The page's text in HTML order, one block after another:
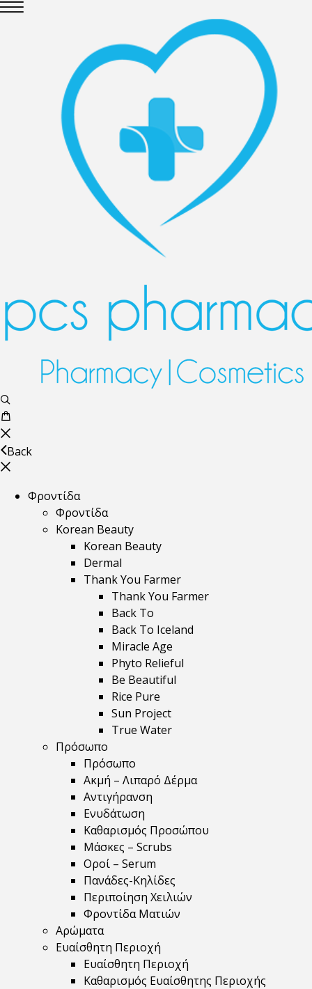
Back
Φροντίδα
Φροντίδα
Korean Beauty
Korean Beauty
Dermal
Thank You Farmer
Thank You Farmer
Back To
Back To Iceland
Miracle Age
Phyto Relieful
Be Beautiful
Rice Pure
Sun Project
True Water
Πρόσωπο
Πρόσωπο
Ακμή – Λιπαρό Δέρμα
Αντιγήρανση
Ενυδάτωση
Καθαρισμός Προσώπου
Μάσκες – Scrubs
Οροί – Serum
Πανάδες-Κηλίδες
Περιποίηση Χειλιών
Φροντίδα Ματιών
Αρώματα
Ευαίσθητη Περιοχή
Ευαίσθητη Περιοχή
Καθαρισμός Ευαίσθητης Περιοχής